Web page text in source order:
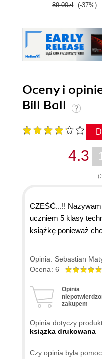
89.00zł (-37%)
Oceny i
Bill Ball
4.3
CZEŚĆ...!!
uczniem 5 klasy
książkę ponieważ
sytemem
możliwe, gdyż jest to
różniący od
dowiedzieć się paru
ŻE JEST TO
OPERACYJNYM,
Opinia: Sebastian
Ocena: 6
Opinia
zakupem
Opinia dotyczy
ksiązka drukowana
Czy opinia była